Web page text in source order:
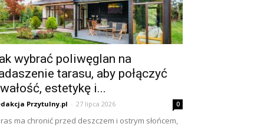
wybrać poliwęglan na
tarasu, aby połączyć
estetykę i...
Przytulny.pl - 27 lipca 2026 0
ma chronić przed deszczem i ostrym słońcem,